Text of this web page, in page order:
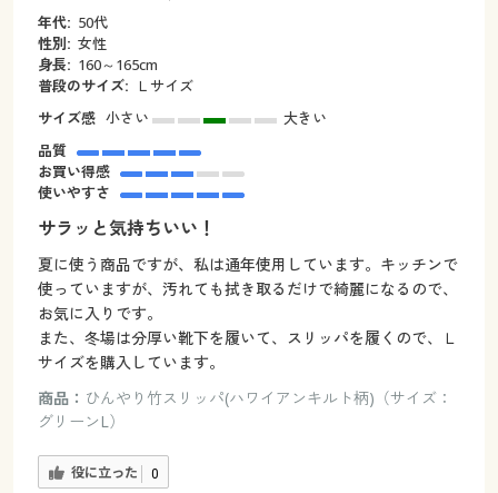
年代: 50代
性別: 女性
身長: 160～165cm
普段のサイズ: Ｌサイズ
サイズ感 小さい
大きい
品質
お買い得感
使いやすさ
サラッと気持ちいい！
夏に使う商品ですが、私は通年使用しています。キッチンで
使っていますが、汚れても拭き取るだけで綺麗になるので、
お気に入りです。
また、冬場は分厚い靴下を履いて、スリッパを履くので、Ｌ
サイズを購入しています。
商品： ひんやり竹スリッパ(ハワイアンキルト柄)（サイズ：
グリーンL）
役に立った 0